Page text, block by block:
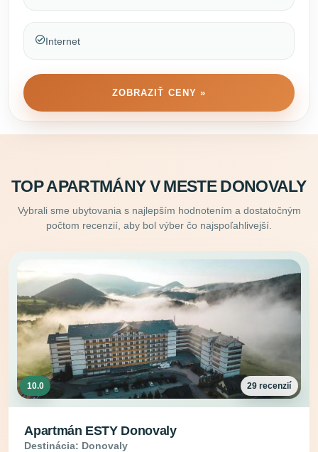
Internet
ZOBRAZIŤ CENY »
TOP APARTMÁNY V MESTE DONOVALY
Vybrali sme ubytovania s najlepším hodnotením a dostatočným
počtom recenzií, aby bol výber čo najspoľahlivejší.
10.0 29 recenzií
Apartmán ESTY Donovaly
Destinácia: Donovaly